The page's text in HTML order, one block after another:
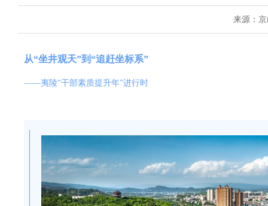
来源：
从“坐井观天”到“追赶坐标系”
——夷陵“干部素质提升年”进行时